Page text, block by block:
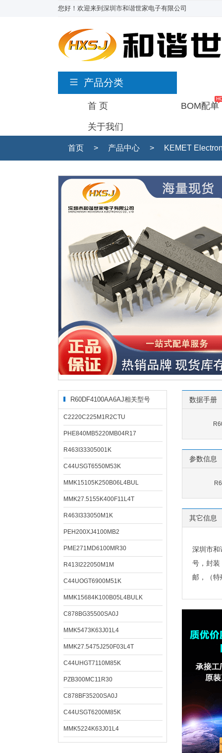
您好！欢迎来到深圳市和谐世家电子有限公司
产品分类
首 页 BOM配单
关于我们
首页 > 产品中心 > KEMET
R60DF4100AA6AJ相关型号
C2220C225M1R2CTU
PHE840MB5220MB04R17
R463I33305001K
C44USGT6550M53K
MMK15105K250B06L4BUL
MMK27.5155K400F11L4T
R463I333050M1K
PEH200XJ4100MB2
PME271MD6100MR30
R413I222050M1M
C44UOGT6900M51K
MMK15684K100B05L4BULK
C878BG35500SA0J
MMK5473K63J01L4
MMK27.5475J250F03L4T
C44UHGT7110M85K
PZB300MC11R30
C878BF35200SA0J
C44USGT6200M85K
MMK5224K63J01L4
数据手册
参数信息
其它信息
深圳市和
号，封装
邮，（